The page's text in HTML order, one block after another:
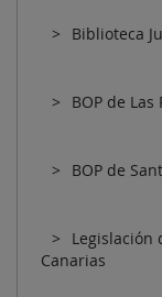
Biblioteca
BOP de Las
BOP de
Legislación
Canarias